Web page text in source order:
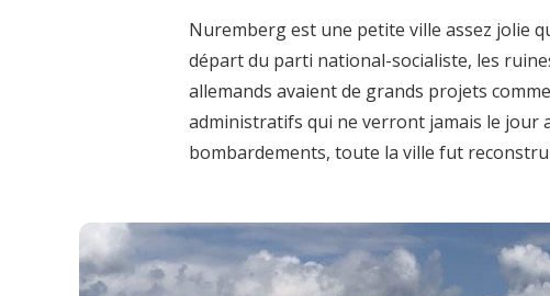
Nuremberg est une petite ville assez jolie
départ du parti national-socialiste, les
allemands avaient de grands projets
administratifs qui ne verront jamais le jour
bombardements, toute la ville fut